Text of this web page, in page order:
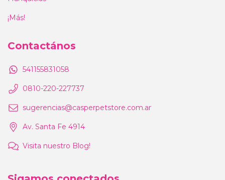
¡Más!
Contactános
541155831058
0810-220-227737
sugerencias@casperpetstore.com.ar
Av. Santa Fe 4914
Visita nuestro Blog!